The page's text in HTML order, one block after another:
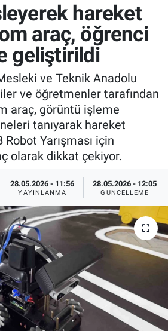
hareket
araç, öğrenci
geliştirildi
ve Teknik Anadolu
ve öğretmenler tarafından
araç, görüntü işleme
tanıyarak hareket
Yarışması için
olarak dikkat çekiyor.
28.05.2026 - 11:56
YAYINLANMA
28.05.2026 - 12:05
GÜNCELLEME